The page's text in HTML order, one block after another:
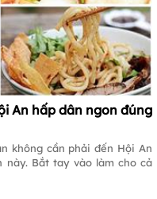
An hấp dân ngon đúng
không cần phải đến Hội An
này. Bắt tay vào làm cho cả